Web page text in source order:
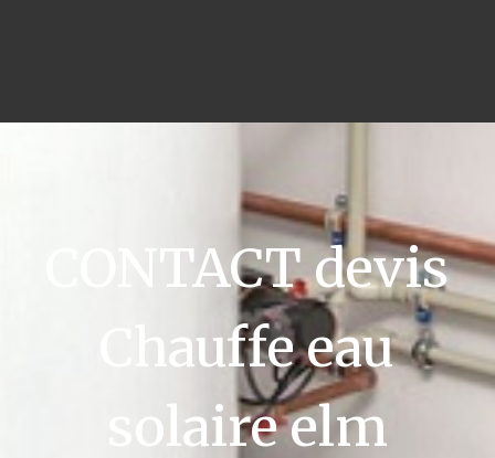
CONTACT devis
Chauffe eau
solaire elm